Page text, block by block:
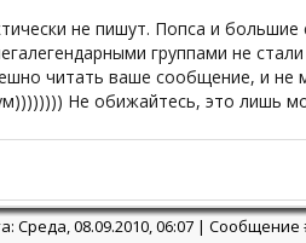
не пишут. Попса и
группами не
читать ваше сообщение, и не
Не обижайтесь, это лишь
Среда, 08.09.2010, 06:07 | Сообщение